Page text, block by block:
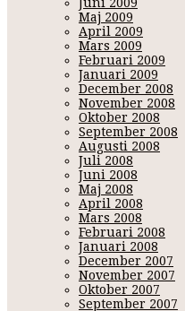
Maj 2009
April 2009
Mars 2009
Februari 2009
Januari 2009
December 2008
November 2008
Oktober 2008
September 2008
Augusti 2008
Juli 2008
Juni 2008
Maj 2008
April 2008
Mars 2008
Februari 2008
Januari 2008
December 2007
November 2007
Oktober 2007
September 2007